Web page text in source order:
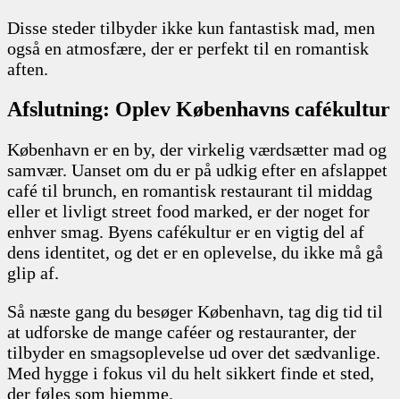
Disse steder tilbyder ikke kun fantastisk mad, men
også en atmosfære, der er perfekt til en romantisk
aften.
Afslutning: Oplev Københavns cafékultur
København er en by, der virkelig værdsætter mad og
samvær. Uanset om du er på udkig efter en afslappet
café til brunch, en romantisk restaurant til middag
eller et livligt street food marked, er der noget for
enhver smag. Byens cafékultur er en vigtig del af
dens identitet, og det er en oplevelse, du ikke må gå
glip af.
Så næste gang du besøger København, tag dig tid til
at udforske de mange caféer og restauranter, der
tilbyder en smagsoplevelse ud over det sædvanlige.
Med hygge i fokus vil du helt sikkert finde et sted,
der føles som hjemme.